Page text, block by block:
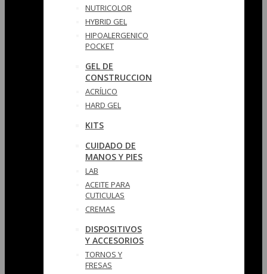
NUTRICOLOR
HYBRID GEL
HIPOALERGENICO
POCKET
GEL DE
CONSTRUCCION
ACRÍLICO
HARD GEL
KITS
CUIDADO DE
MANOS Y PIES
LAB
ACEITE PARA
CUTICULAS
CREMAS
DISPOSITIVOS
Y ACCESORIOS
TORNOS Y
FRESAS